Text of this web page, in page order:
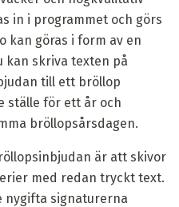
in i programmet och görs
kan göras i form av en
kan skriva texten på
till ett bröllop
ställe för ett år och
bröllopsårsdagen.
är att skivor
med redan tryckt text.
nygifta signaturerna